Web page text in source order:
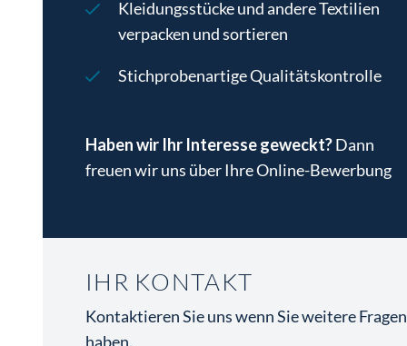
beständigen Teams
(m/w/d) können nur auf Basis einer
Arbeitsbewilligung berücksichtigt
Kleidungsstücke und andere Textilien
verpacken und sortieren
Stichprobenartige Qualitätskontrolle
Haben wir Ihr Interesse geweckt?Dann
freuen wir uns über Ihre Online-Bewerbung
IHR KONTAKT
Kontaktieren Sie uns wenn Sie weitere Fragen
haben.